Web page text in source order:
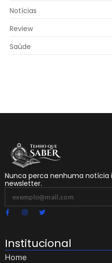
Notícias
Review
Saúde
Nunca perca nenhuma notícia
newsletter.
Institucional
Home